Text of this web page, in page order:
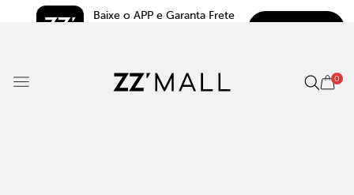
Baixe o APP e Garanta Frete
0